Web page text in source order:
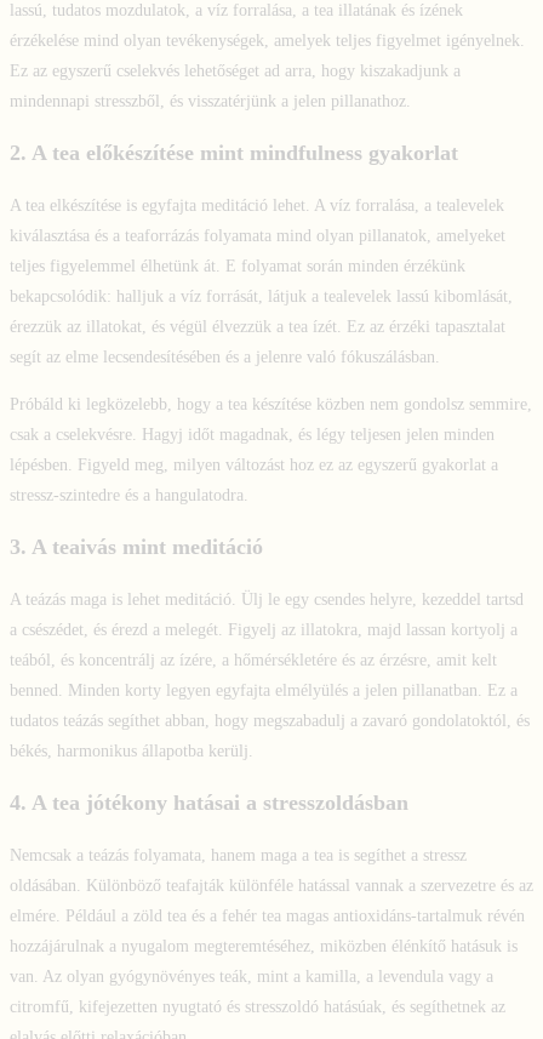
lassú, tudatos mozdulatok, a víz forralása, a tea illatának és ízének
érzékelése mind olyan tevékenységek, amelyek teljes figyelmet igényelnek.
Ez az egyszerű cselekvés lehetőséget ad arra, hogy kiszakadjunk a
mindennapi stresszből, és visszatérjünk a jelen pillanathoz.
2. A tea előkészítése mint mindfulness gyakorlat
A tea elkészítése is egyfajta meditáció lehet. A víz forralása, a tealevelek
kiválasztása és a teaforrázás folyamata mind olyan pillanatok, amelyeket
teljes figyelemmel élhetünk át. E folyamat során minden érzékünk
bekapcsolódik: halljuk a víz forrását, látjuk a tealevelek lassú kibomlását,
érezzük az illatokat, és végül élvezzük a tea ízét. Ez az érzéki tapasztalat
segít az elme lecsendesítésében és a jelenre való fókuszálásban.
Próbáld ki legközelebb, hogy a tea készítése közben nem gondolsz semmire,
csak a cselekvésre. Hagyj időt magadnak, és légy teljesen jelen minden
lépésben. Figyeld meg, milyen változást hoz ez az egyszerű gyakorlat a
stressz-szintedre és a hangulatodra.
3. A teaivás mint meditáció
A teázás maga is lehet meditáció. Ülj le egy csendes helyre, kezeddel tartsd
a csészédet, és érezd a melegét. Figyelj az illatokra, majd lassan kortyolj a
teából, és koncentrálj az ízére, a hőmérsékletére és az érzésre, amit kelt
benned. Minden korty legyen egyfajta elmélyülés a jelen pillanatban. Ez a
tudatos teázás segíthet abban, hogy megszabadulj a zavaró gondolatoktól, és
békés, harmonikus állapotba kerülj.
4. A tea jótékony hatásai a stresszoldásban
Nemcsak a teázás folyamata, hanem maga a tea is segíthet a stressz
oldásában. Különböző teafajták különféle hatással vannak a szervezetre és az
elmére. Például a zöld tea és a fehér tea magas antioxidáns-tartalmuk révén
hozzájárulnak a nyugalom megteremtéséhez, miközben élénkítő hatásuk is
van. Az olyan gyógynövényes teák, mint a kamilla, a levendula vagy a
citromfű, kifejezetten nyugtató és stresszoldó hatásúak, és segíthetnek az